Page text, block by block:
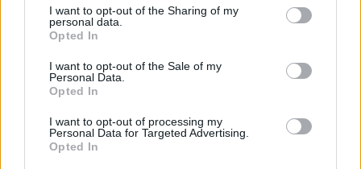
I want to opt-out of the Sharing of my
personal data.
Opted In
I want to opt-out of the Sale of my
Personal Data.
Opted In
I want to opt-out of processing my
Personal Data for Targeted Advertising.
Opted In
DEIXA UNA RESPOSTA